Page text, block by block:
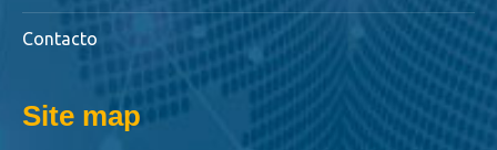
Contacto
Site map